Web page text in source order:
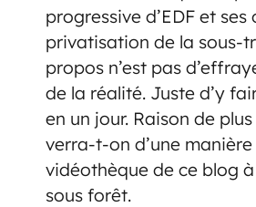
progressive d’EDF et
privatisation de la sous-
propos n’est pas
de la réalité. Juste d’y
en un jour. Raison de
verra-t-on d’une
vidéothèque de ce blog
sous forêt.